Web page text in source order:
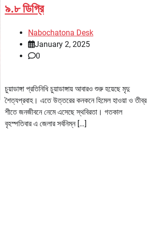
৯.৮ ডিগ্রি
Nabochatona Desk
January 2, 2025
0
চুয়াডাঙ্গা প্রতিনিধি চুয়াডাঙ্গায় আবারও শুরু হয়েছে মৃদু
শৈত্যপ্রবাহ। এতে উত্তরের কনকনে হিমেল হাওয়া ও তীব্র
শীতে জনজীবনে নেমে এসেছে স্থবিরতা। গতকাল
বৃহস্পতিবার এ জেলার সর্বনিম্ন […]